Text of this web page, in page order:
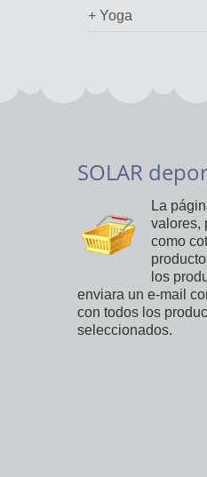
+ Yoga
SOLAR
La
valores,
como
los
enviara un e-mail
con todos los
seleccionados.